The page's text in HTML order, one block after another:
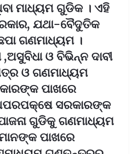
ମାଧ୍ୟମ ଗୁଡିକ । ଏହି
ଯଥା-ବୈଦୁତିକ
ଗଣମାଧ୍ୟମ ।
ଓ ବିଭିନ୍ନ ଦାବୀ
ଓ ଗଣମାଧ୍ୟମ
ପାଖରେ
ସରକାରଙ୍କ
ଗୁଡିକୁ ଗଣମାଧ୍ୟମ
ପାଖରେ